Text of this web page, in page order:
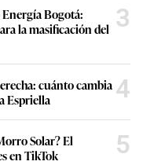
Bogotá:
la masificación del 3
cuánto cambia
Espriella
4
Solar? El
en TikTok
5